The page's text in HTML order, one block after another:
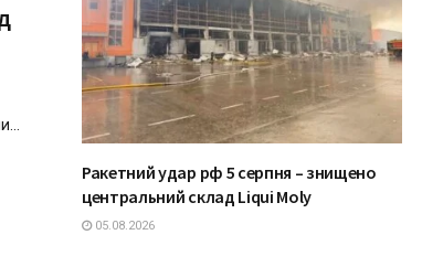
Ракетний удар рф 5 серпня – знищено
центральний склад Liqui Moly
05.08.2026